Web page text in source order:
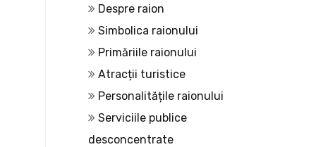
Despre raion
Simbolica raionului
Primăriile raionului
Atracții turistice
Personalitățile raionului
Serviciile publice
desconcentrate